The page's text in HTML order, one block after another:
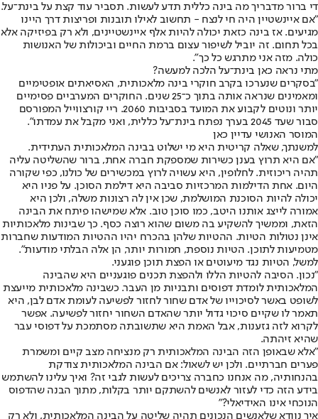
די ברור מדבריך מה בינה כללית תדע לעשות. תסביר עוד קצת על בינת־על.
"אם איינשטיין היה חי לנצח - תחשוב לאילו תובנות ופריצות דרך היינו
מגיעים. אז בינה כזאת יכולה להיות אלף איינשטיינים, ולא רק בפיזיקה אלא
בכל תחום. זה יוביל לשיפור עצום ברמת החיים וביכולות של האנושות
כולה. מזה אני מתרגש כל כך".
מתי נראה כאן בינת־על הלכה למעשה?
"בסקרים שנערכו בקרב חוקרי בינה מלאכותית, האסיאתים אופטימיים
ומאמינים שנראה אותה בתוך כ־25 שנים. החוקרים המערביים פסימיים
יותר ונוטים לקבוע את המועד בסביבות 2060. ריי קורצווייל המפורסם
סבור שעד 2045 בערך נפתח בינת־על כללית, ואני מקבל את עמדתו".
המוסר האנושי עדיין כאן
למשנתך, שאלה קריטית היא מי ישלוט בבינה המלאכותית העתידית.
"אם היא תרוץ בענן כשירות שמספקת חברה אחת, ברור שהשליטה עליה
תהיה ריכוזית. לחלופין, היא עשויה לרוץ במכשירים של כולנו, כפי שקורה
היום. אחת הדילמות המרכזיות סביבה היא דילמת הסוכן. על פניו היא
יכולה להיות הסוכנת המושלמת, שכן אין לה רצונות משלה, ולכן היא
אמורה לייצג אותנו היטב, כמו סוכן טוב. אלא שמישהו פיתח את הבינה
הזאת, וממשיך להשקיע בה משום שהוא רוצה כסף. כך שבינות מלאכותיות
אינן נטולות הטיות. ההטיות שלהן בהכרח יהיו ההטיות המודעות שחברות
מטמיעות לתוכן. הטיות נוספת, חמורות יותר, הן אלה הבלתי מודעות".
למשל, הטיות נגד מיעוטים או הפצת תוכן פוגעני.
"נכון. הסיבה להטיות הללו ולהפצת תכנים פוגעניים היא שהבינה
המלאכותית לומדת דפוסים ותבניות מן העבר. כשבינה מלאכותית מייעצת
לשופט באשר לסיכוייו של אדם שחור לחזור לפשיעה לעומת אדם לבן, היא
תאמר לו שקיים סיכוי גדול יותר שהאדם השחור יחזור לפשיעה. אפשר
לקרוא לזה גזענות, אבל האמת היא שתשובתה מסתמכת על דפוסי עבר
שהיא זיהתה.
"אלא שבאופן הזה הבינה המלאכותית רק מנציחה מצב קיים ומשמרת
פערים חברתיים. ולכן יש לשאול: אם הבינה המלאכותית צודקת
בהנחותיה, מה אנחנו כחברה צריכים לעשות לגבי זה? ואיך עלינו להשתמש
בידע הזה כדי לעזור לאנשים להשתקם יותר בקלות, מתוך הבנה שהדפוס
הנוכחי אינו האידיאלי?"
איך נוודא שלאנשים הנכונים תהיה שליטה על הבינה המלאכותית, ולא רק